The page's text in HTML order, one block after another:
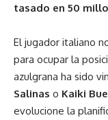
tasado en 50
El jugador italiano
para ocupar la
azulgrana ha sido
Salinas o Kaiki
evolucione la